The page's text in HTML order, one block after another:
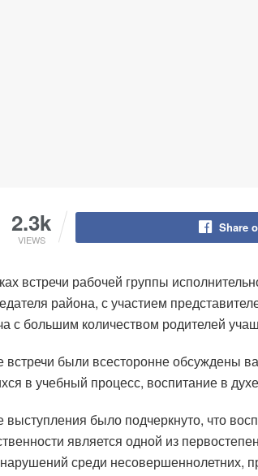
2.3k
VIEWS
Share
встречи рабочей группы
района, с участием
с большим количеством родителей
встречи были всесторонне обсуждены
в учебный процесс, воспитание в
выступления было подчеркнуто, что
является одной из
среди несовершеннолетних,